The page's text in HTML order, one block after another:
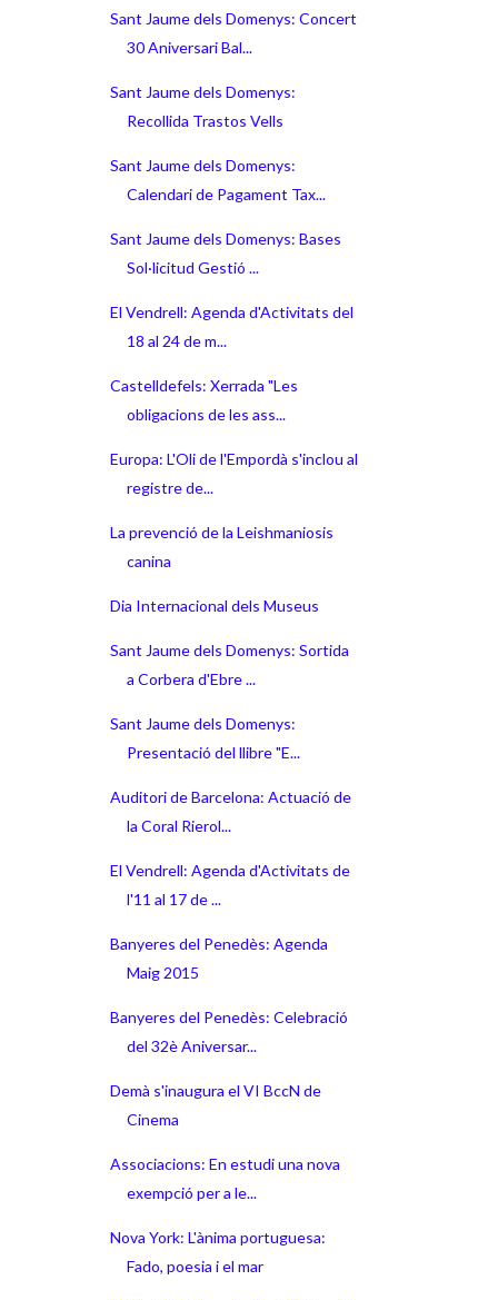
Sant Jaume dels Domenys: Concert
30 Aniversari Bal...
Sant Jaume dels Domenys:
Recollida Trastos Vells
Sant Jaume dels Domenys:
Calendari de Pagament Tax...
Sant Jaume dels Domenys: Bases
Sol·licitud Gestió ...
El Vendrell: Agenda d'Activitats del
18 al 24 de m...
Castelldefels: Xerrada "Les
obligacions de les ass...
Europa: L'Oli de l'Empordà s'inclou al
registre de...
La prevenció de la Leishmaniosis
canina
Dia Internacional dels Museus
Sant Jaume dels Domenys: Sortida
a Corbera d'Ebre ...
Sant Jaume dels Domenys:
Presentació del llibre "E...
Auditori de Barcelona: Actuació de
la Coral Rierol...
El Vendrell: Agenda d'Activitats de
l'11 al 17 de ...
Banyeres del Penedès: Agenda
Maig 2015
Banyeres del Penedès: Celebració
del 32è Aniversar...
Demà s'inaugura el VI BccN de
Cinema
Associacions: En estudi una nova
exempció per a le...
Nova York: L'ànima portuguesa:
Fado, poesia i el mar